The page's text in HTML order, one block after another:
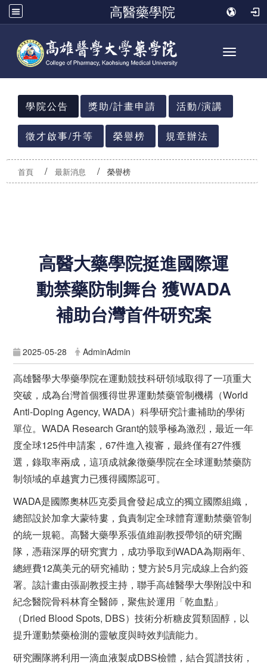
高醫藥學院
Toggle
:::
學院公告
獎助/計畫申請 活動/演講
徵才啟事/升等 榮譽榜 規章辦法
首頁 最新消息 榮譽榜
高醫大藥學院挺進國際運
動禁藥防制舞台 獲WADA
補助台灣首件研究案
2025-05-28 AdminAdmin
高雄醫學大學藥學院在運動競技科研領域取得了一項重大
突破，成為台灣首個獲得世界運動禁藥管制機構（World
Anti-Doping Agency, WADA）科學研究計畫補助的學術
單位。WADA Research Grant的競爭極為激烈，最近一年
度全球125件申請案，67件進入複審，最終僅有27件獲
選，錄取率兩成，這項成就象徵藥學院在全球運動禁藥防
制領域的卓越實力已獲得國際認可。
WADA是國際奧林匹克委員會發起成立的獨立國際組織，
總部設於加拿大蒙特婁，負責制定全球體育運動禁藥管制
的統一規範。高醫大藥學系張值維副教授帶領的研究團
隊，憑藉深厚的研究實力，成功爭取到WADA為期兩年、
總經費12萬美元的研究補助；雙方於5月完成線上合約簽
署。該計畫由張副教授主持，聯手高雄醫學大學附設中和
紀念醫院骨科林育全醫師，聚焦於運用「乾血點」
（Dried Blood Spots, DBS）技術分析糖皮質類固醇，以
提升運動禁藥檢測的靈敏度與時效判讀能力。
研究團隊將利用一滴血液製成DBS檢體，結合質譜技術，